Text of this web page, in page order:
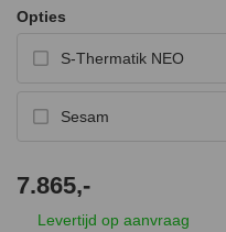
Opties
S-Thermatik NEO
Sesam
7.865,-
Levertijd op aanvraag